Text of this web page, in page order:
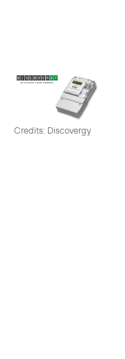
Credits: Discovergy